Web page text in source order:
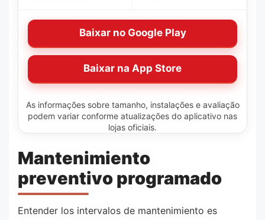
Baixar no Google Play
Baixar na App Store
As informações sobre tamanho, instalações e avaliação
podem variar conforme atualizações do aplicativo nas
lojas oficiais.
Mantenimiento
preventivo programado
Entender los intervalos de mantenimiento es